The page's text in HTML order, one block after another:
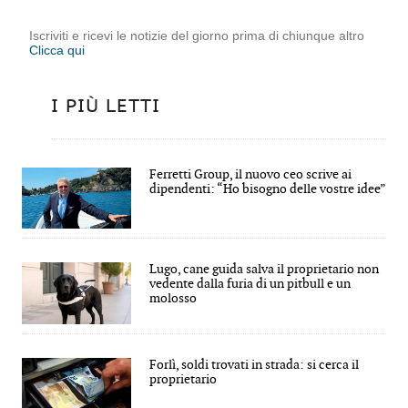
Iscriviti e ricevi le notizie del giorno prima di chiunque altro
Clicca qui
I PIÙ LETTI
Ferretti Group, il nuovo ceo scrive ai
dipendenti: “Ho bisogno delle vostre idee”
Lugo, cane guida salva il proprietario non
vedente dalla furia di un pitbull e un
molosso
Forlì, soldi trovati in strada: si cerca il
proprietario